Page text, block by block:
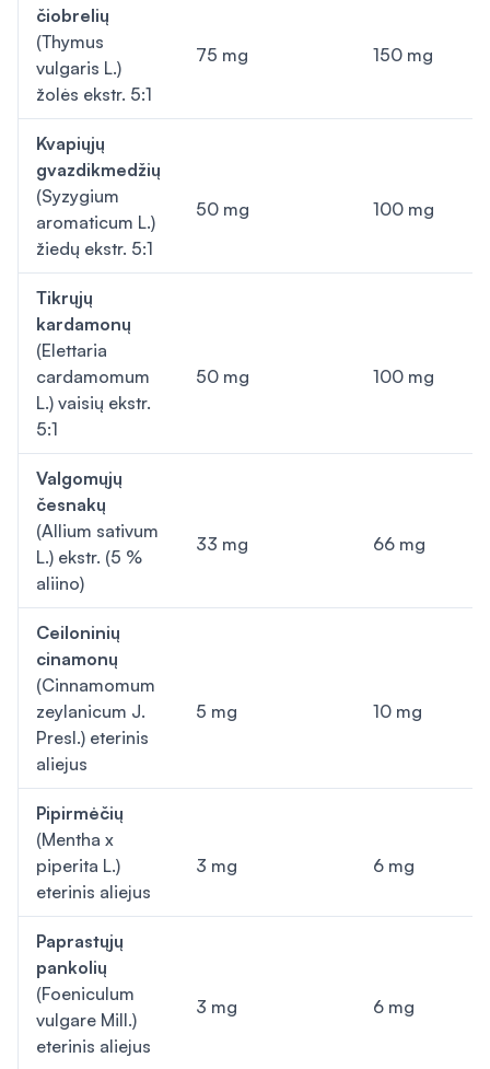
čiobrelių
(Thymus
vulgaris L.)
žolės ekstr. 5:1
75 mg 150 mg
Kvapiųjų
gvazdikmedžių
(Syzygium
aromaticum L.)
žiedų ekstr. 5:1
50 mg 100 mg
Tikrųjų
kardamonų
(Elettaria
cardamomum
L.) vaisių ekstr.
5:1
50 mg 100 mg
Valgomųjų
česnakų
(Allium sativum
L.) ekstr. (5 %
aliino)
33 mg 66 mg
Ceiloninių
cinamonų
(Cinnamomum
zeylanicum J.
Presl.) eterinis
aliejus
5 mg 10 mg
Pipirmėčių
(Mentha x
piperita L.)
eterinis aliejus
3 mg 6 mg
Paprastųjų
pankolių
(Foeniculum
vulgare Mill.)
eterinis aliejus
3 mg 6 mg